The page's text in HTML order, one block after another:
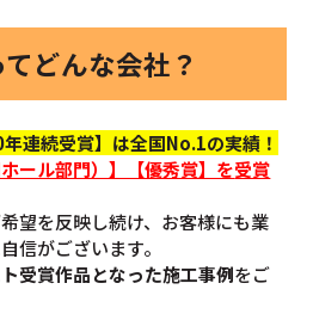
どんな会社？
年連続受賞】は全国No.1の実績！
ール部門）】【優秀賞】を受賞
望を反映し続け、お客様にも業
信がございます。
受賞作品となった施工事例をご